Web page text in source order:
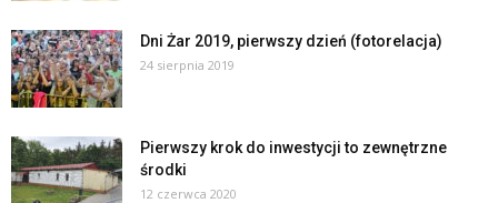
Dni Żar 2019, pierwszy dzień (fotorelacja)
24 sierpnia 2019
Pierwszy krok do inwestycji to zewnętrzne
środki
12 czerwca 2020